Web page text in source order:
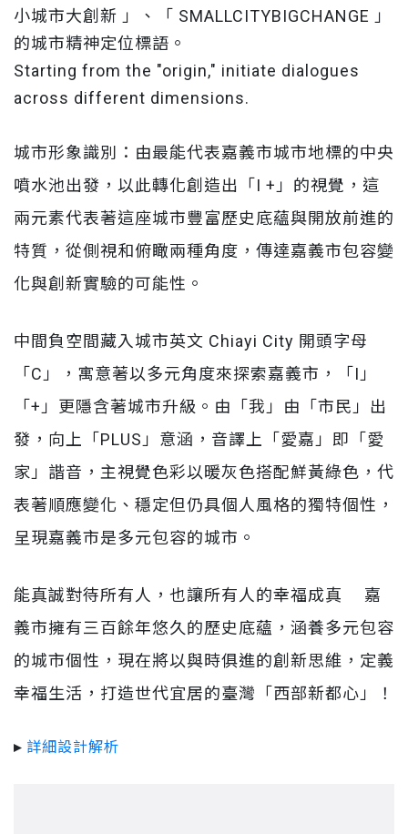
小城市大創新 」、「 SMALLCITYBIGCHANGE 」
的城市精神定位標語。
Starting from the "origin," initiate dialogues
across different dimensions.
城市形象識別：由最能代表嘉義市城市地標的中央
噴水池出發，以此轉化創造出「I +」的視覺， 這
兩元素代表著這座城市豐富歷史底蘊與開放前進的
特質，從側視和俯瞰兩種角度，傳達嘉義市包容變
化與創新實驗的可能性。
中間負空間藏入城市英文 Chiayi City 開頭字母
「C」，寓意著以多元角度來探索嘉義市，
「I」
「+」更隱含著城市升級。由「我」由「市民」出
發，向上「PLUS」意涵，音譯上「愛嘉」即「愛
家」諧音，主視覺色彩以暖灰色搭配鮮黃綠色，代
表著順應變化、穩定但仍具個人風格的獨特個性，
呈現嘉義市是多元包容的城市。
能真誠對待所有人，也讓所有人的幸福成真 嘉
義市擁有三百餘年悠久的歷史底蘊，涵養多元包容
的城市個性，現在將以與時俱進的創新思維，定義
幸福生活，打造世代宜居的臺灣「西部新都心」！
▸ 詳細設計解析